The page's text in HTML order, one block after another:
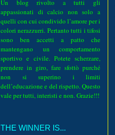
Un blog rivolto a tutti gli
appassionati di calcio non solo a
quelli con cui condivido l’amore per i
colori nerazzurri. Pertanto tutti i tifosi
sono ben accetti a patto che
mantengano un comportamento
sportivo e civile. Potete scherzare,
prendere in giro, fare sfottò purché
non si superino i limiti
dell’educazione e del rispetto. Questo
vale per tutti, interisti e non. Grazie!!!
THE WINNER IS...